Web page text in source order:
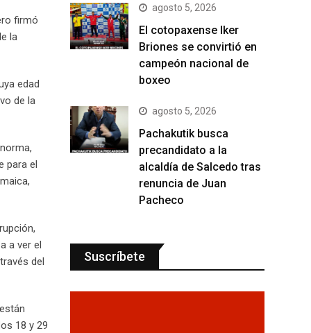
firmó
la
edad
de la
para el
a ver el
del
18 y 29
agosto 5, 2026
El cotopaxense Iker
Briones se convirtió en
campeón nacional de
boxeo
agosto 5, 2026
Pachakutik busca
precandidato a la
alcaldía de Salcedo tras
renuncia de Juan
Pacheco
Suscríbete